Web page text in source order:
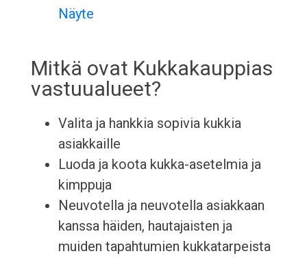
Näyte
Mitkä ovat Kukkakauppias
vastuualueet?
Valita ja hankkia sopivia kukkia
asiakkaille
Luoda ja koota kukka-asetelmia ja
kimppuja
Neuvotella ja neuvotella asiakkaan
kanssa häiden, hautajaisten ja
muiden tapahtumien kukkatarpeista